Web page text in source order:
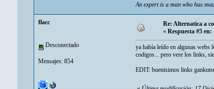
An expert is a man who has
flacc
Desconectado
Mensajes: 854
Re: Alternatica a
« Respuesta #5 en:
ya había leído en algunas webs
codigos... pero vere los links,
EDIT: buenisimos links